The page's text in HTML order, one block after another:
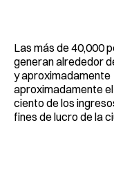
Las más de 40,000
generan alrededor
y aproximadamente
aproximadamente
ciento de los
fines de lucro de la